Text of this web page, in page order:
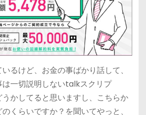
るけど、お金の事ばかり話して、
一切説明しないtalkスクリプ
うかしてると思いますし、こちらか
くらいですか？を聞いてやっと、